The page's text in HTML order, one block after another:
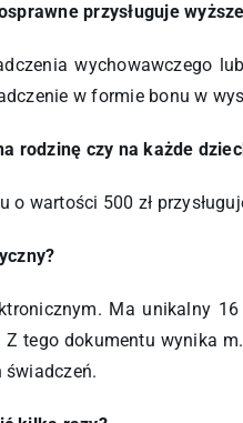
przysługuje
wychowawczego
w formie bonu w
rodzinę czy na każde
o wartości 500 zł
Ma unikalny
Z tego dokumentu wynika
świadczeń.